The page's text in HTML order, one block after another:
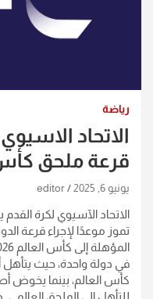
رياضة
الاتحاد
قرعة ملحق
يونيو 6, 2025 editor
تموز موعدًا لإجراء قرعة
في دولة واحدة، حيث يتأهل
كأس العالم، بينما يخوض
للتأهل إلى الملحق